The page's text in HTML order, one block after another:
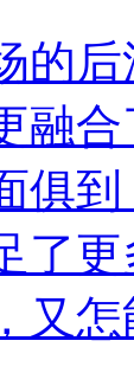
的
融
俱
了
又